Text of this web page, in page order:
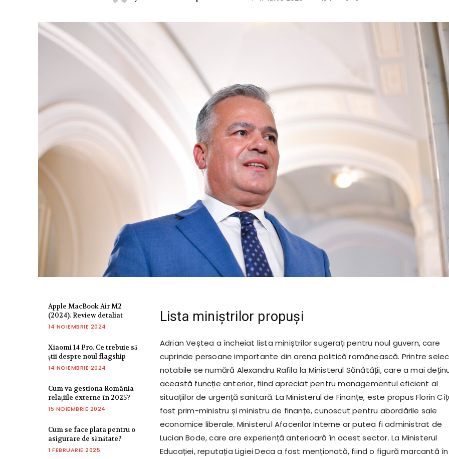
Apple MacBook Air M2
(2024). Review detaliat
14 NOIEMBRIE 2024
Xiaomi 14 Pro. Ce trebuie să
știi despre noul flagship
14 NOIEMBRIE 2024
Cum va gestiona România
relațiile externe în 2025?
15 NOIEMBRIE 2024
Cum se face plata pentru o
asigurare de sănătate?
1 FEBRUARIE 2025
Lista miniștrilor propuși
Adrian Veștea a încheiat lista miniștrilor sugerați pentru noul guvern, care
cuprinde persoane importante din arena politică românească. Printre
notabile se numără Alexandru Rafila la Ministerul Sănătății, care a mai
această funcție anterior, fiind apreciat pentru managementul eficient al
situațiilor de urgență sanitară. La Ministerul de Finanțe, este propus Florin
fost prim-ministru și ministru de finanțe, cunoscut pentru abordările sale
economice liberale. Ministerul Afacerilor Interne ar putea fi administrat de
Lucian Bode, care are experiență anterioară în acest sector. La Ministerul
Educației, reputația Ligiei Deca a fost menționată, fiind o figură marcantă în